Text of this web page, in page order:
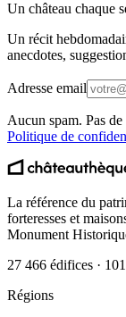
Un château chaque
Un récit
anecdotes,
Adresse email
Aucun spam. Pas
Politique de
La référence du
forteresses et
Monument
27 466 édifices ·
Régions